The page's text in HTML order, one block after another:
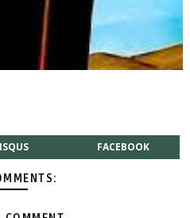
FACEBOOK